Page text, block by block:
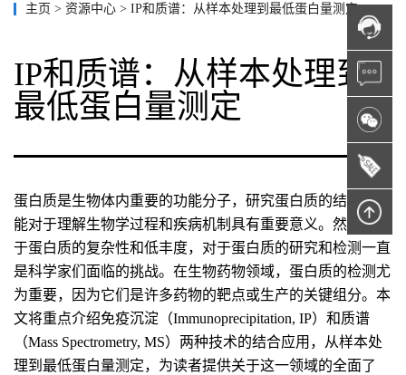
主页 > 资源中心 > IP和质谱：从样本处理到最低蛋白量测定
IP和质谱：从样本处理到
最低蛋白量测定
蛋白质是生物体内重要的功能分子，研究蛋白质的结构和功
能对于理解生物学过程和疾病机制具有重要意义。然而，由
于蛋白质的复杂性和低丰度，对于蛋白质的研究和检测一直
是科学家们面临的挑战。在生物药物领域，蛋白质的检测尤
为重要，因为它们是许多药物的靶点或生产的关键组分。本
文将重点介绍免疫沉淀（Immunoprecipitation, IP）和质谱
（Mass Spectrometry, MS）两种技术的结合应用，从样本处
理到最低蛋白量测定，为读者提供关于这一领域的全面了